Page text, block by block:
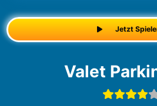
Jetzt
Valet